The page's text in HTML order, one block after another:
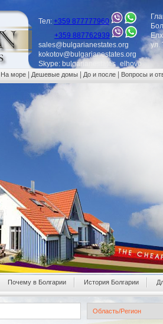
Тел: +359 877777960
+359 887762939
sales@bulgarianestates.org
kokotov@bulgarianestates.org
Skype: bulgarianestates_elhovo
ул.
На море Дешевые домы До и после Вопросы и
Почему в Болгарии История Болгарии